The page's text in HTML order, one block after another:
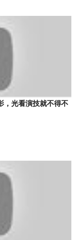
，光看演技就不得不